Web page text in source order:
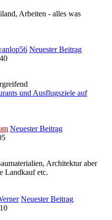
Arbeiten - alles was
Neuester Beitrag
und Ausflugsziele auf
Neuester Beitrag
Architektur aber
Landkauf etc.
Neuester Beitrag